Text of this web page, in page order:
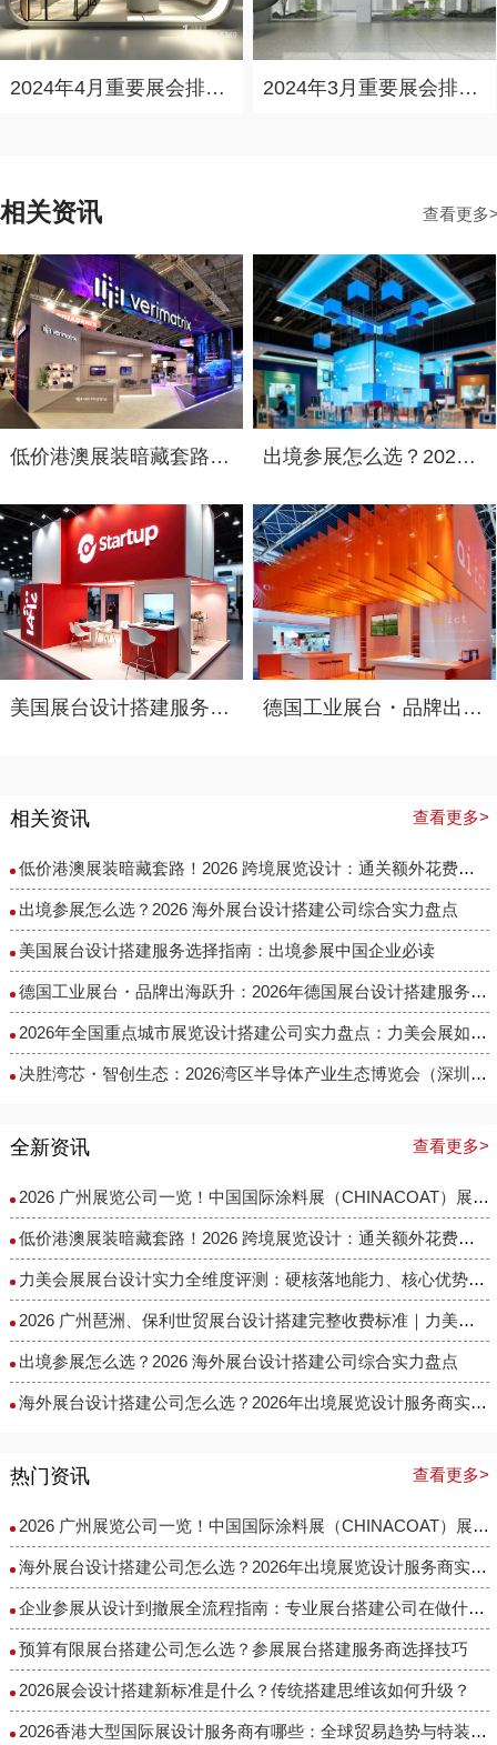
2024年4月重要展会排期信息，展会展台设计搭建公司推荐 2024年3月重要展会排期信息，展台设计搭建公司推荐
相关资讯 查看更多
低价港澳展装暗藏套路！2026 跨境展览设计：通关额外花费避雷指南 出境参展怎么选？2026 海外展台设计搭建公司综合实力盘点
美国展台设计搭建服务选择指南：出境参展中国企业必读 德国工业展台・品牌出海跃升：2026年德国展台设计搭建服务商选择指南
相关资讯 查看更多>
低价港澳展装暗藏套路！2026 跨境展览设计：通关额外花费避雷指南
出境参展怎么选？2026 海外展台设计搭建公司综合实力盘点
美国展台设计搭建服务选择指南：出境参展中国企业必读
德国工业展台・品牌出海跃升：2026年德国展台设计搭建服务商选择指南
​2026年全国重点城市展览设计搭建公司实力盘点：力美会展如何做到性价比与专业度兼得？
决胜湾芯・智创生态：2026湾区半导体产业生态博览会（深圳湾芯展）展台设计搭建实力服务商精选
全新资讯 查看更多>
2026 广州展览公司一览！中国国际涂料展（CHINACOAT）展台设计搭建服务商推荐
低价港澳展装暗藏套路！2026 跨境展览设计：通关额外花费避雷指南
力美会展展台设计实力全维度评测：硬核落地能力、核心优势与适配场景解析
2026 广州琶洲、保利世贸展台设计搭建完整收费标准｜力美会展分级包干报价，全程无隐形增项
出境参展怎么选？2026 海外展台设计搭建公司综合实力盘点
海外展台设计搭建公司怎么选？2026年出境展览设计服务商实力全解析
热门资讯 查看更多>
2026 广州展览公司一览！中国国际涂料展（CHINACOAT）展台设计搭建服务商推荐
海外展台设计搭建公司怎么选？2026年出境展览设计服务商实力全解析
企业参展从设计到撤展全流程指南：专业展台搭建公司在做什么？
预算有限展台搭建公司怎么选？参展展台搭建服务商选择技巧
2026展会设计搭建新标准是什么？传统搭建思维该如何升级？
2026香港大型国际展设计服务商有哪些：全球贸易趋势与特装企业访谈